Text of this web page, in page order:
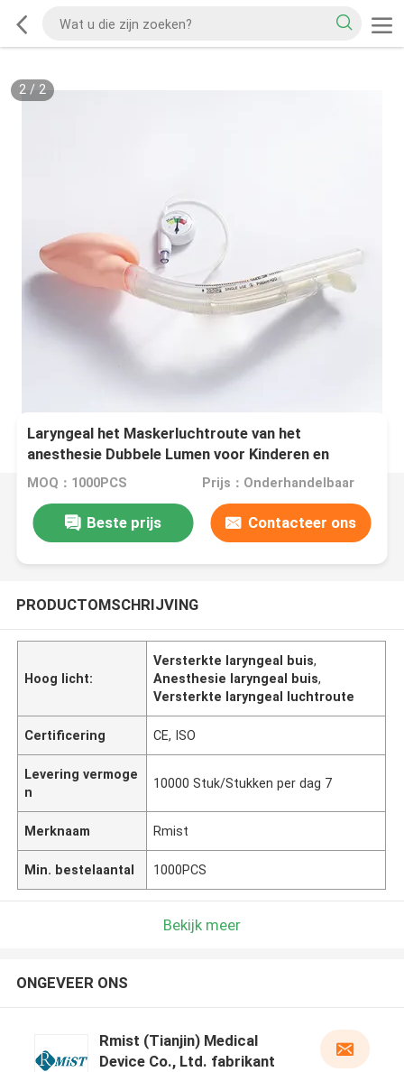
2/ 2
Laryngeal het Maskerluchtroute van het
anesthesie Dubbele Lumen voor Kinderen en
Volwassenen
MOQ：1000PCS Prijs：Onderhandelbaar
Beste prijs Contacteer ons
PRODUCTOMSCHRIJVING
Hoog licht:
Versterkte laryngeal buis,
Anesthesie laryngeal buis,
Versterkte laryngeal luchtroute
Certificering CE, ISO
Levering vermoge
n
10000 Stuk/Stukken per dag 7
Merknaam Rmist
Min. bestelaantal 1000PCS
Bekijk meer
ONGEVEER ONS
Rmist (Tianjin) Medical
Device Co., Ltd. fabrikant